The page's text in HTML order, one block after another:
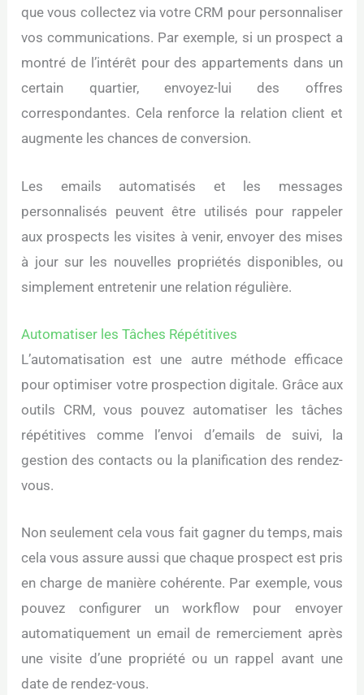
que vous collectez via votre CRM pour personnaliser
vos communications. Par exemple, si un prospect a
montré de l’intérêt pour des appartements dans un
certain quartier, envoyez-lui des offres
correspondantes. Cela renforce la relation client et
augmente les chances de conversion.
Les emails automatisés et les messages
personnalisés peuvent être utilisés pour rappeler
aux prospects les visites à venir, envoyer des mises
à jour sur les nouvelles propriétés disponibles, ou
simplement entretenir une relation régulière.
Automatiser les Tâches Répétitives
L’automatisation est une autre méthode efficace
pour optimiser votre prospection digitale. Grâce aux
outils CRM, vous pouvez automatiser les tâches
répétitives comme l’envoi d’emails de suivi, la
gestion des contacts ou la planification des rendez-
vous.
Non seulement cela vous fait gagner du temps, mais
cela vous assure aussi que chaque prospect est pris
en charge de manière cohérente. Par exemple, vous
pouvez configurer un workflow pour envoyer
automatiquement un email de remerciement après
une visite d’une propriété ou un rappel avant une
date de rendez-vous.